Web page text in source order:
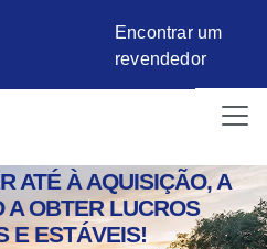
Encontrar um
revendedor
ATÉ À AQUISIÇÃO, A
A OBTER LUCROS
E ESTÁVEIS!